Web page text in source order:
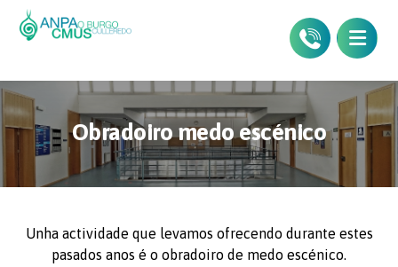
Obradoiro medo escénico
Unha actividade que levamos ofrecendo durante estes
pasados anos é o obradoiro de medo escénico.